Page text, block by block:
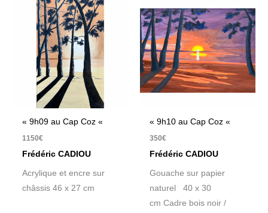
« 9h09 au Cap Coz «
1150€
Frédéric CADIOU
Acrylique et encre sur
châssis 46 x 27 cm
« 9h10 au Cap Coz «
350€
Frédéric CADIOU
Gouache sur papier
naturel 40 x 30
cm Cadre bois noir /